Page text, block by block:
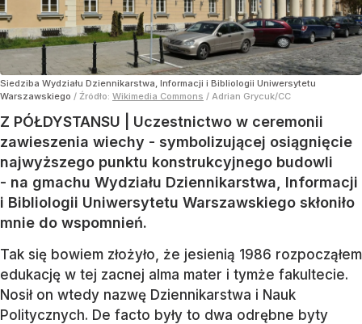
Siedziba Wydziału Dziennikarstwa, Informacji i Bibliologii Uniwersytetu
Warszawskiego / Źródło: Wikimedia Commons / Adrian Grycuk/CC
Z PÓŁDYSTANSU | Uczestnictwo w ceremonii
zawieszenia wiechy - symbolizującej osiągnięcie
najwyższego punktu konstrukcyjnego budowli
- na gmachu Wydziału Dziennikarstwa, Informacji
i Bibliologii Uniwersytetu Warszawskiego skłoniło
mnie do wspomnień.
Tak się bowiem złożyło, że jesienią 1986 rozpocząłem
edukację w tej zacnej alma mater i tymże fakultecie.
Nosił on wtedy nazwę Dziennikarstwa i Nauk
Politycznych. De facto były to dwa odrębne byty